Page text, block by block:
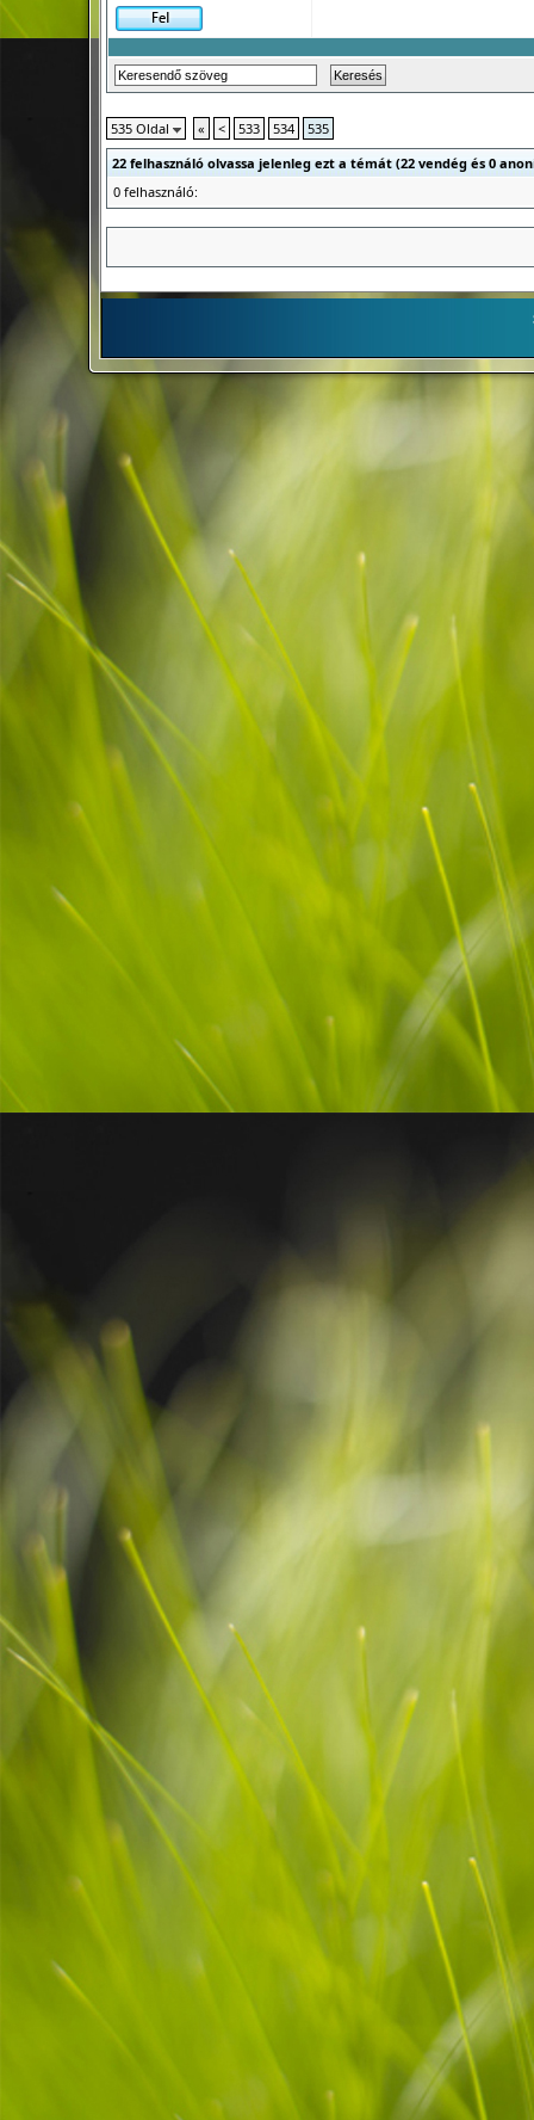
535 Oldal « < 533 534
535
22 felhasználó olvassa jelenleg ezt a témát (22 vendég és 0
0 felhasználó: